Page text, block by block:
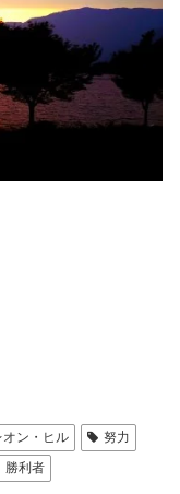
オン・ヒル
努力
勝利者